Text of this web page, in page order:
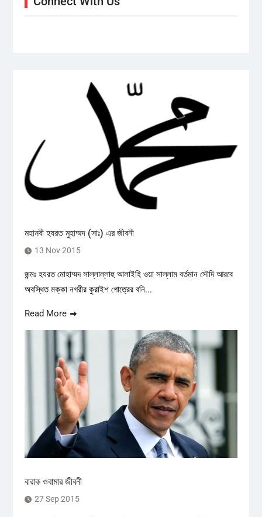
মহানবী হযরত মুহাম্মদ (সাঃ) এর জীবনী
13 Nov 2015
জন্মঃ হযরত মোহাম্মদ সাল্লাল্লাহু আলাইহি ওয়া সাল্লাম বর্তমান সৌদি আরবে
অবস্থিত মক্কা নগরীর কুরাইশ গোত্রের বনি...
Read More
বারাক ওবামার জীবনী
27 Sep 2015